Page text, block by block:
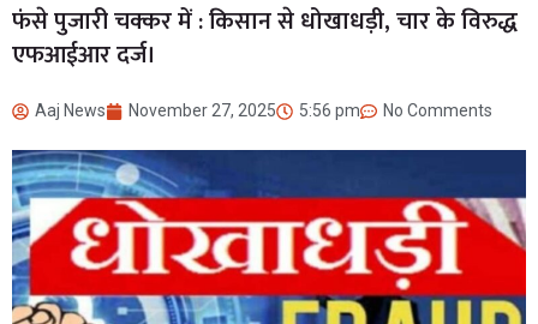
फंसे पुजारी चक्कर में : किसान से धोखाधड़ी, चार के विरुद्ध
एफआईआर दर्ज।
Aaj News November 27, 2025 5:56 pm No Comments